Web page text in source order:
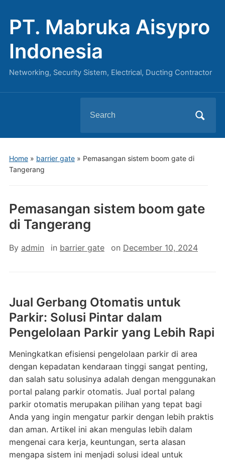
PT. Mabruka Aisypro
Indonesia
Networking, Security Sistem, Electrical, Ducting Contractor
for:
Home» barrier gate» Pemasangan sistem boom gate di
Tangerang
Pemasangan sistem boom gate
di Tangerang
By admin in barrier gate on December 10, 2024
Jual Gerbang Otomatis untuk
Parkir: Solusi Pintar dalam
Pengelolaan Parkir yang Lebih Rapi
Meningkatkan efisiensi pengelolaan parkir di area
dengan kepadatan kendaraan tinggi sangat penting,
dan salah satu solusinya adalah dengan menggunakan
portal palang parkir otomatis. Jual portal palang
parkir otomatis merupakan pilihan yang tepat bagi
Anda yang ingin mengatur parkir dengan lebih praktis
dan aman. Artikel ini akan mengulas lebih dalam
mengenai cara kerja, keuntungan, serta alasan
mengapa sistem ini menjadi solusi ideal untuk